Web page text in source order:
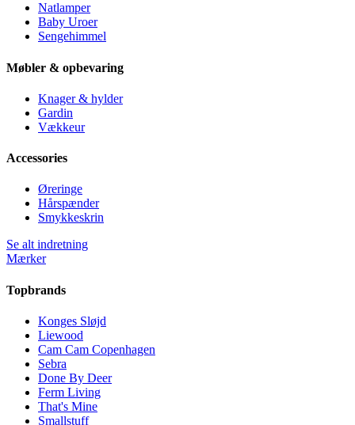
Natlamper
Baby Uroer
Sengehimmel
Møbler & opbevaring
Knager & hylder
Gardin
Vækkeur
Accessories
Øreringe
Hårspænder
Smykkeskrin
Se alt indretning
Mærker
Topbrands
Konges Sløjd
Liewood
Cam Cam Copenhagen
Sebra
Done By Deer
Ferm Living
That's Mine
Smallstuff